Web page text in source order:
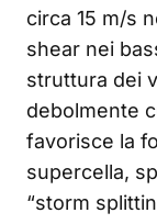
circa 15 m/s
shear nei
struttura dei
debolmente
favorisce la
supercella,
“storm